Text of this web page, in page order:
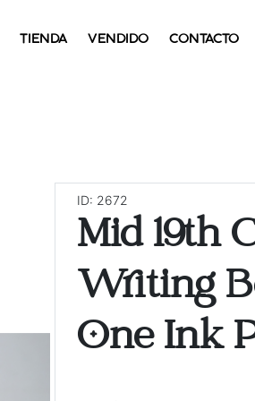
TIENDA VENDIDO CONTACTO
ID: 2672
Mid 19th
Writing
One Ink